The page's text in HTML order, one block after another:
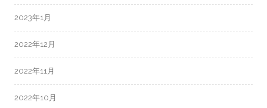
2023年1月
2022年12月
2022年11月
2022年10月